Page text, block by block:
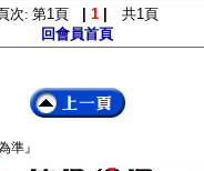
次: 第1頁 1| 共1頁
回會員首頁
準』